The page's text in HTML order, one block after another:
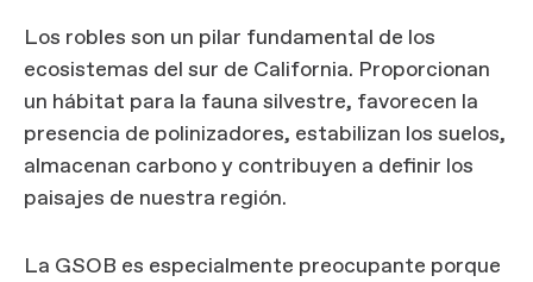
Los robles son un pilar fundamental de los
ecosistemas del sur de California. Proporcionan
un hábitat para la fauna silvestre, favorecen la
presencia de polinizadores, estabilizan los suelos,
almacenan carbono y contribuyen a definir los
paisajes de nuestra región.
La GSOB es especialmente preocupante porque